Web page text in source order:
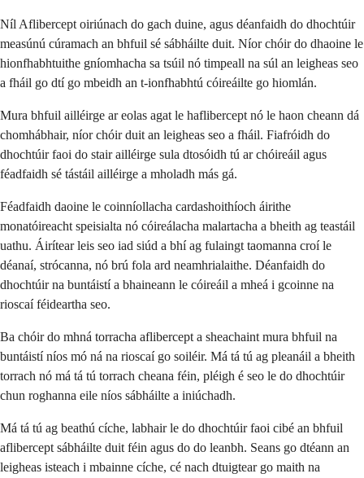
Níl Aflibercept oiriúnach do gach duine, agus déanfaidh do dhochtúir
measúnú cúramach an bhfuil sé sábháilte duit. Níor chóir do dhaoine le
hionfhabhtuithe gníomhacha sa tsúil nó timpeall na súl an leigheas seo
a fháil go dtí go mbeidh an t-ionfhabhtú cóireáilte go hiomlán.
Mura bhfuil ailléirge ar eolas agat le haflibercept nó le haon cheann dá
chomhábhair, níor chóir duit an leigheas seo a fháil. Fiafróidh do
dhochtúir faoi do stair ailléirge sula dtosóidh tú ar chóireáil agus
féadfaidh sé tástáil ailléirge a mholadh más gá.
Féadfaidh daoine le coinníollacha cardashoithíoch áirithe
monatóireacht speisialta nó cóireálacha malartacha a bheith ag teastáil
uathu. Áirítear leis seo iad siúd a bhí ag fulaingt taomanna croí le
déanaí, strócanna, nó brú fola ard neamhrialaithe. Déanfaidh do
dhochtúir na buntáistí a bhaineann le cóireáil a mheá i gcoinne na
rioscaí féideartha seo.
Ba chóir do mhná torracha aflibercept a sheachaint mura bhfuil na
buntáistí níos mó ná na rioscaí go soiléir. Má tá tú ag pleanáil a bheith
torrach nó má tá tú torrach cheana féin, pléigh é seo le do dhochtúir
chun roghanna eile níos sábháilte a iniúchadh.
Má tá tú ag beathú cíche, labhair le do dhochtúir faoi cibé an bhfuil
aflibercept sábháilte duit féin agus do do leanbh. Seans go dtéann an
leigheas isteach i mbainne cíche, cé nach dtuigtear go maith na